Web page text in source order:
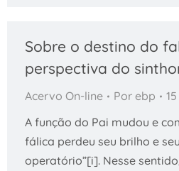
Sobre o destino do
perspectiva do
Acervo On-line Por ebp
A função do Pai mudou e
fálica perdeu seu brilho e
operatório”[i]. Nesse